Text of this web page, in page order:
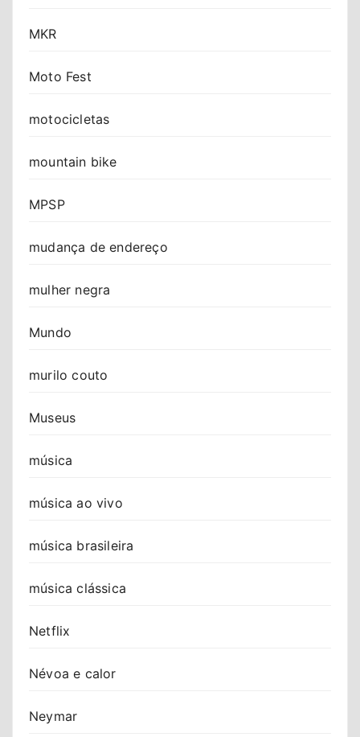
MKR
Moto Fest
motocicletas
mountain bike
MPSP
mudança de endereço
mulher negra
Mundo
murilo couto
Museus
música
música ao vivo
música brasileira
música clássica
Netflix
Névoa e calor
Neymar